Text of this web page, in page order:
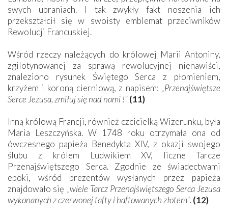
swych ubraniach. I tak zwykły fakt noszenia ich
przekształcił się w swoisty emblemat przeciwników
Rewolucji Francuskiej.
Wśród rzeczy należących do królowej Marii Antoniny,
zgilotynowanej za sprawą rewolucyjnej nienawiści,
znaleziono rysunek Świętego Serca z płomieniem,
krzyżem i koroną cierniową, z napisem: „Przenajświętsze
Serce Jezusa, zmiłuj się nad nami !"(11)
Inną królową Francji, również czcicielką Wizerunku, była
Maria Leszczyńska. W 1748 roku otrzymała ona od
ówczesnego papieża Benedykta XIV, z okazji swojego
ślubu z królem Ludwikiem XV, liczne Tarcze
Przenajświętszego Serca. Zgodnie ze świadectwami
epoki, wśród prezentów wysłanych przez papieża
znajdowało się „wiele Tarcz Przenajświętszego Serca Jezusa
wykonanych z czerwonej tafty i haftowanych złotem".(12)